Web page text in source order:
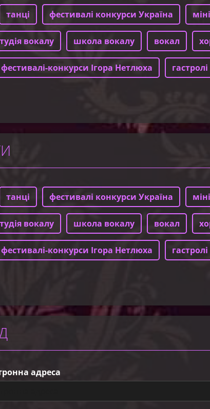
танці фестивалі конкурси Україна
вокалу школа вокалу вокал
фестивалі-конкурси Ігора Нетлюха гастролі
танці фестивалі конкурси Україна
вокалу школа вокалу вокал
фестивалі-конкурси Ігора Нетлюха гастролі
адреса